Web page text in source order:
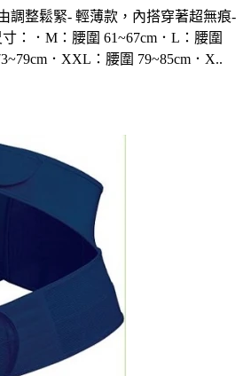
調整鬆緊- 輕薄款，內搭穿著超無痕-
：．M：腰圍 61~67cm．L：腰圍
．XXL：腰圍 79~85cm．X..